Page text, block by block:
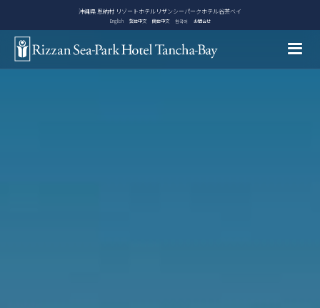
沖縄県 恩納村 リゾートホテルリザンシーパークホテル谷茶ベイ
English 繁体中文 簡体中文 한국어 お問合せ
Select Language▼